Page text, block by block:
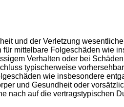
und der Verletzung
mittelbare Folgeschäden wie
Verhalten oder bei
typischerweise
wie insbesondere
und Gesundheit oder
auf die vertragstypischen